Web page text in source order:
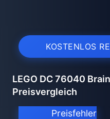
KOSTENLOS
LEGO DC 76040
Preisvergleich
Preisfehler